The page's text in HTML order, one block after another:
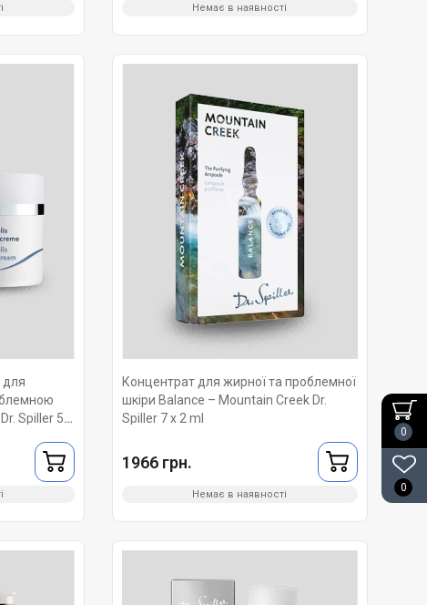
0
0
Немає в наявності
для
Spiller 50
Концентрат для жирної та проблемної
шкіри Balance – Mountain Creek Dr.
Spiller 7 x 2 ml
1966 грн.
Немає в наявності